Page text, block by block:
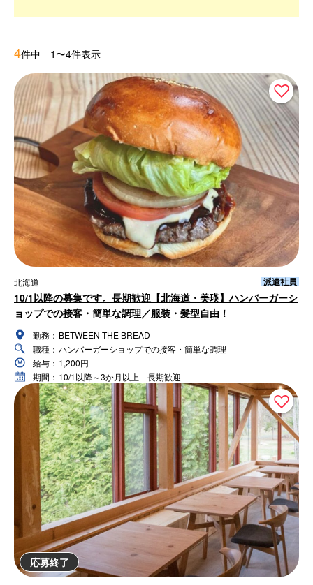
4件中 1〜4件表示
北海道 派遣社員
10/1以降の募集です。長期歓迎【北海道・美瑛】ハンバーガーシ
ョップでの接客・簡単な調理／服装・髪型自由！
勤務： BETWEEN THE BREAD
職種： ハンバーガーショップでの接客・簡単な調理
給与： 1,200円
期間： 10/1以降～3か月以上 長期歓迎
応募終了